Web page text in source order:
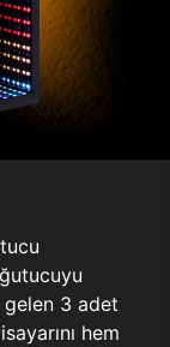
3 adet
hem